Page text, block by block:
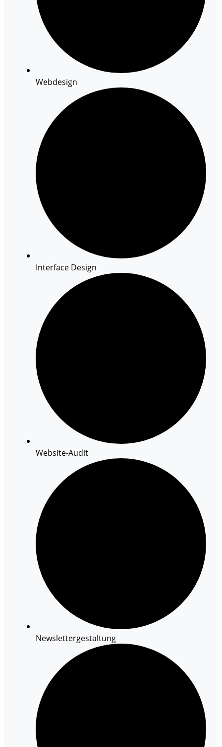
Webdesign
Interface Design
Website-Audit
Newslettergestaltung